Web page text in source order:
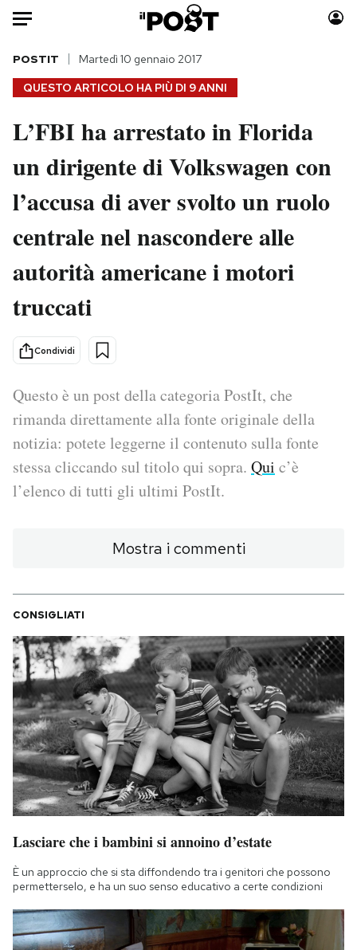
Auto
HOME
Italia
Politica
Tecnologia
Scienza
Cultura
Sport
Moda
Consumismi
Storie/Idee
Media
Europa
PODCAST
NEWSLETTER
I MIEI PREFERITI
CALENDARIO
AREA PERSONALE
Area Personale
Newsletter
Notifiche mobile
Regala il Post
Hai bisogno di aiuto?
Esci
QUESTO ARTICOLO HA PIÙ DI 9 ANNI
POSTIT Martedì 10 gennaio 2017
L’FBI ha arrestato in Florida
un dirigente di Volkswagen con
l’accusa di aver svolto un ruolo
centrale nel nascondere alle
autorità americane i motori
truccati
Condividi
Questo è un post della categoria PostIt, che
rimanda direttamente alla fonte originale della
notizia: potete leggerne il contenuto sulla fonte
stessa cliccando sul titolo qui sopra. Qui c’è
l’elenco di tutti gli ultimi PostIt.
Mostra i commenti
CONSIGLIATI
Lasciare che i bambini si annoino d’estate
È un approccio che si sta diffondendo tra i genitori che possono
permetterselo, e ha un suo senso educativo a certe condizioni